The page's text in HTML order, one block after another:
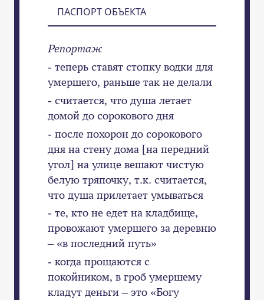
ПАСПОРТ ОБЪЕКТА
Репортаж
- теперь ставят стопку водки для
умершего, раньше так не делали
- считается, что душа летает
домой до сорокового дня
- после похорон до сорокового
дня на стену дома [на передний
угол] на улице вешают чистую
белую тряпочку, т.к. считается,
что душа прилетает умываться
- те, кто не едет на кладбище,
провожают умершего за деревню
– «в последний путь»
- когда прощаются с
покойником, в гроб умершему
кладут деньги – это «Богу